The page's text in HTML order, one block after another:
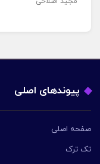
پیوندهای اصلی
صفحه اصلی
تک ترک